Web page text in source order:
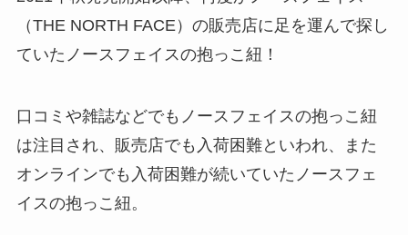
（THE NORTH FACE）の販売店に足を運んで探し
ていたノースフェイスの抱っこ紐！
口コミや雑誌などでもノースフェイスの抱っこ紐
は注目され、販売店でも入荷困難といわれ、また
オンラインでも入荷困難が続いていたノースフェ
イスの抱っこ紐。